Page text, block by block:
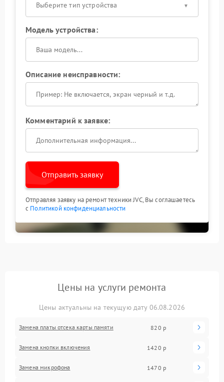
Выберите тип устройства
Модель устройства:
Описание неисправности:
Комментарий к заявке:
Отправить заявку
Отправляя заявку на ремонт техники JVC, Вы соглашаетесь
с Политикой конфиденциальности
Цены на услуги ремонта
Цены актуальны на текущую дату 06.08.2026
Замена платы отсека карты памяти 820 р
Замена кнопки включения 1420 р
Замена микрофона 1470 р